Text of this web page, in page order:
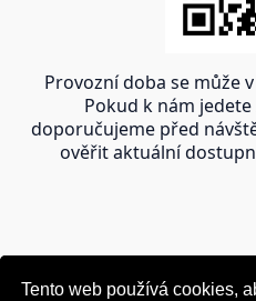
Tento web používá cookies,
Tento web používá cookies,
Provozní doba se může
Pokud k nám
doporučujeme před
ověřit aktuální